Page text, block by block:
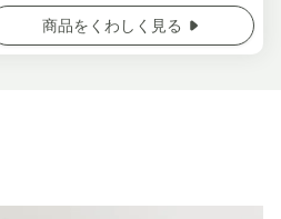
商品をくわしく見る